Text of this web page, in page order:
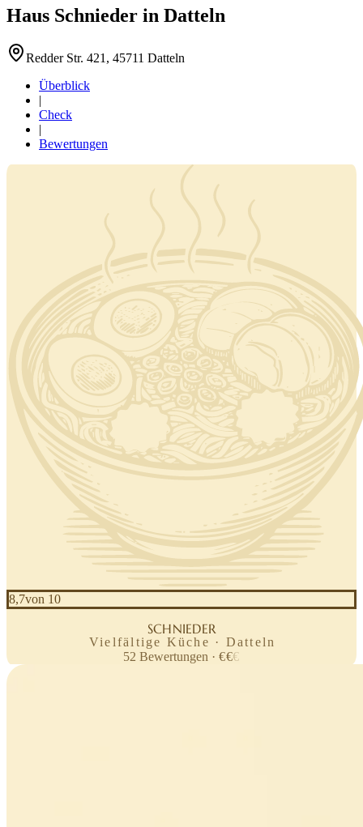
Haus Schnieder in Datteln
Redder Str. 421, 45711 Datteln
Überblick
|
Check
|
Bewertungen
8,7von 10
SCHNIEDER
Vielfältige Küche · Datteln
52 Bewertungen ·€€€